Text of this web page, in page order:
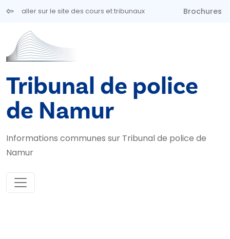
Aller au contenu principal
aller sur le site des cours et tribunaux Brochures
Tribunal de police
de Namur
Informations communes sur Tribunal de police de
Namur